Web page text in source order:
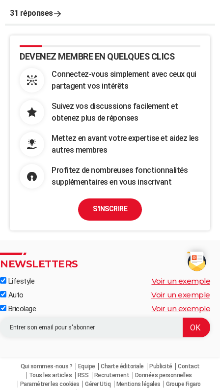
31 réponses
DEVENEZ MEMBRE EN QUELQUES CLICS
Connectez-vous simplement avec ceux qui
partagent vos intérêts
Suivez vos discussions facilement et
obtenez plus de réponses
Mettez en avant votre expertise et aidez les
autres membres
Profitez de nombreuses fonctionnalités
supplémentaires en vous inscrivant
S'INSCRIRE
NEWSLETTERS
Lifestyle Voir un exemple
Auto Voir un exemple
Bricolage Voir un exemple
Qui sommes-nous ? Equipe Charte éditoriale Publicité
Contact
Tous les articles
RSS Recrutement
Données personnelles
Paramétrer les cookies
Gérer Utiq Mentions légales
Groupe Figaro